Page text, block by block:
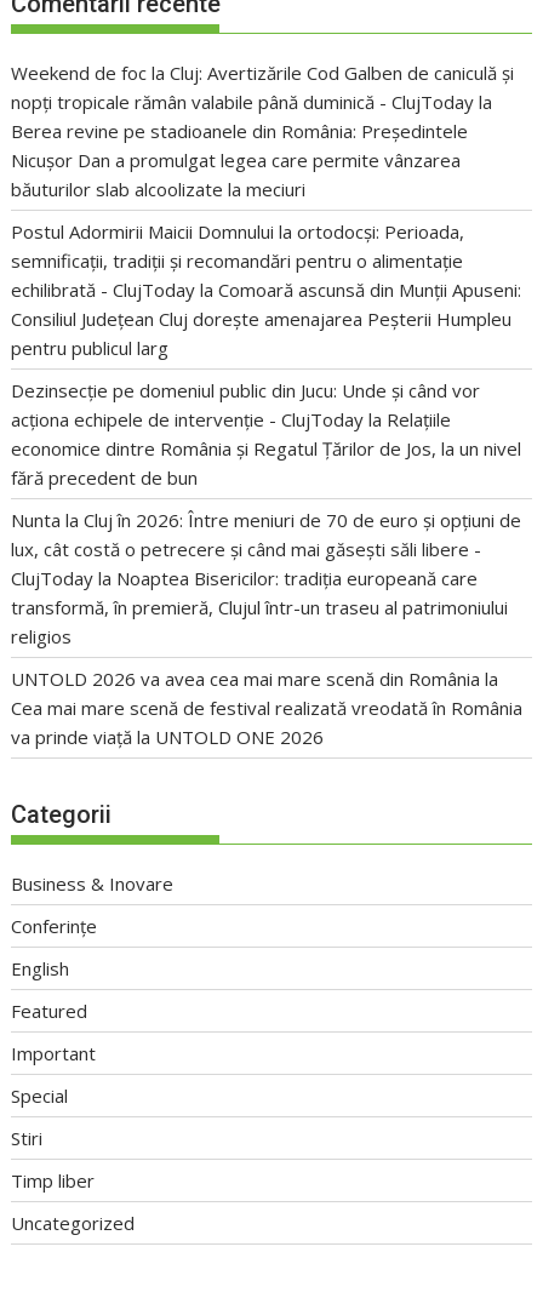
Weekend de foc la Cluj: Avertizările Cod Galben de caniculă și
nopți tropicale rămân valabile până duminică - ClujToday la
Berea revine pe stadioanele din România: Președintele
Nicușor Dan a promulgat legea care permite vânzarea
băuturilor slab alcoolizate la meciuri
Postul Adormirii Maicii Domnului la ortodocși: Perioada,
semnificații, tradiții și recomandări pentru o alimentație
echilibrată - ClujToday laComoară ascunsă din Munții Apuseni:
Consiliul Județean Cluj dorește amenajarea Peșterii Humpleu
pentru publicul larg
Dezinsecție pe domeniul public din Jucu: Unde și când vor
acționa echipele de intervenție - ClujToday la Relațiile
economice dintre România și Regatul Țărilor de Jos, la un nivel
fără precedent de bun
Nunta la Cluj în 2026: Între meniuri de 70 de euro și opțiuni de
lux, cât costă o petrecere și când mai găsești săli libere -
ClujToday la Noaptea Bisericilor: tradiția europeană care
transformă, în premieră, Clujul într-un traseu al patrimoniului
religios
UNTOLD 2026 va avea cea mai mare scenă din România la
Cea mai mare scenă de festival realizată vreodată în România
va prinde viață la UNTOLD ONE 2026
Categorii
Business & Inovare
Conferințe
English
Featured
Important
Special
Stiri
Timp liber
Uncategorized